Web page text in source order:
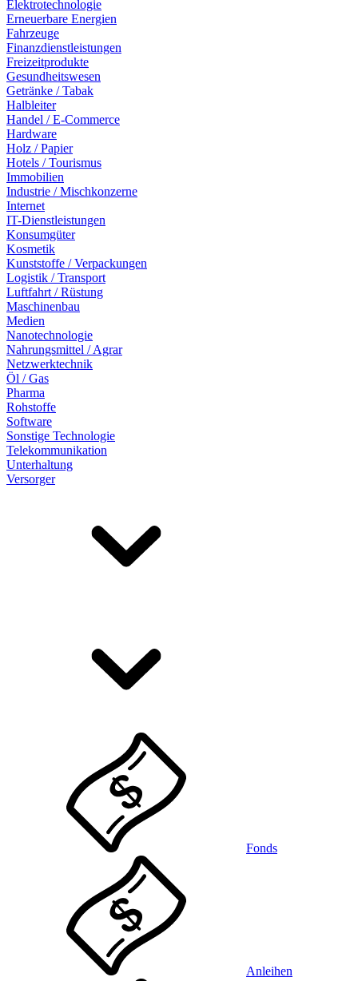
Elektrotechnologie
Erneuerbare Energien
Fahrzeuge
Finanzdienstleistungen
Freizeitprodukte
Gesundheitswesen
Getränke / Tabak
Halbleiter
Handel / E-Commerce
Hardware
Holz / Papier
Hotels / Tourismus
Immobilien
Industrie / Mischkonzerne
Internet
IT-Dienstleistungen
Konsumgüter
Kosmetik
Kunststoffe / Verpackungen
Logistik / Transport
Luftfahrt / Rüstung
Maschinenbau
Medien
Nanotechnologie
Nahrungsmittel / Agrar
Netzwerktechnik
Öl / Gas
Pharma
Rohstoffe
Software
Sonstige Technologie
Telekommunikation
Unterhaltung
Versorger
Fonds
Anleihen